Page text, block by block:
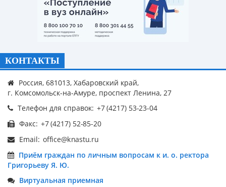
КОНТАКТЫ
Россия, 681013, Хабаровский край,
г. Комсомольск-на-Амуре, проспект Ленина, 27
Телефон для справок:
Факс:
Email:
Приём граждан по личным вопросам к и. о. ректора
Григорьеву Я. Ю.
Виртуальная приемная